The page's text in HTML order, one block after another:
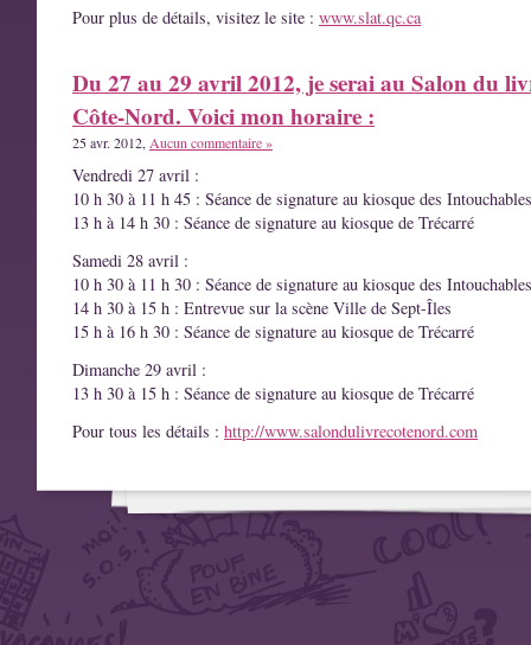
Pour plus de détails, visitez le site : www.slat.qc.ca
Du 27 au 29 avril 2012, je serai au Salon du
Côte-Nord. Voici mon horaire :
25 avr. 2012, Aucun commentaire »
Vendredi 27 avril :
10 h 30 à 11 h 45 : Séance de signature au kiosque des Intouchables
13 h à 14 h 30 : Séance de signature au kiosque de Trécarré
Samedi 28 avril :
10 h 30 à 11 h 30 : Séance de signature au kiosque des Intouchables
14 h 30 à 15 h : Entrevue sur la scène Ville de Sept-Îles
15 h à 16 h 30 : Séance de signature au kiosque de Trécarré
Dimanche 29 avril :
13 h 30 à 15 h : Séance de signature au kiosque de Trécarré
Pour tous les détails : http://www.salondulivrecotenord.com